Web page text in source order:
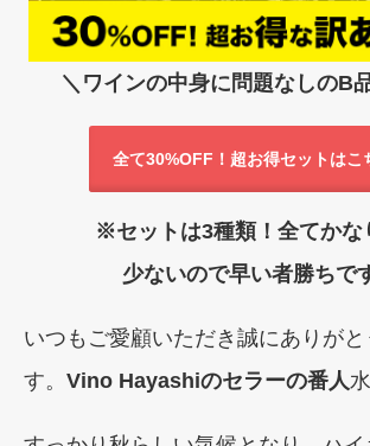
＼ワインの中身に問題なしのB
全て30%OFF！超お得セットはこ
※セットは3種類！全てかな
少ないので早い者勝ちで
いつもご愛顧いただき誠にありがと
す。 Vino Hayashiのセラーの番人